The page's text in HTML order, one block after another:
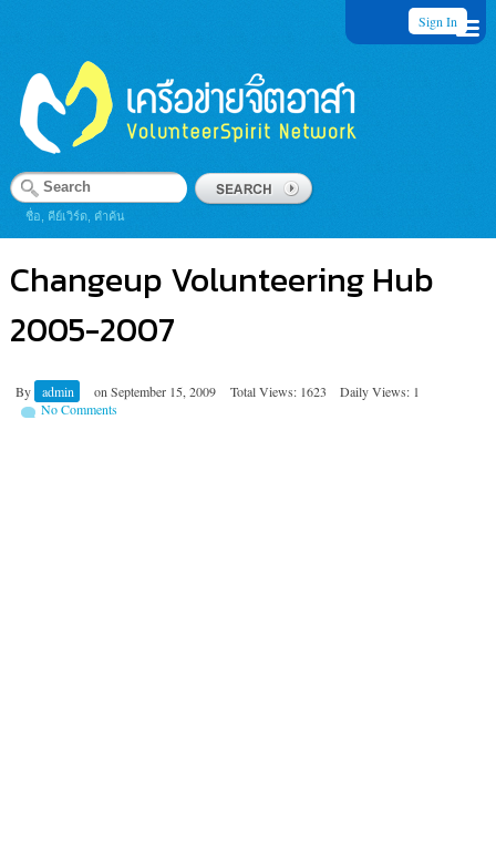
Sign In
ชื่อ, คีย์เวิร์ด, คำค้น
Changeup Volunteering Hub
2005-2007
By admin on September 15, 2009 Total Views: 1623
Daily Views: 1
No Comments